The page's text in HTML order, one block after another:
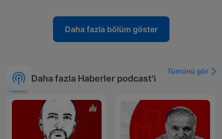
Daha fazla bölüm göster
Daha fazla Haberler podcast'i
Tümünü gör